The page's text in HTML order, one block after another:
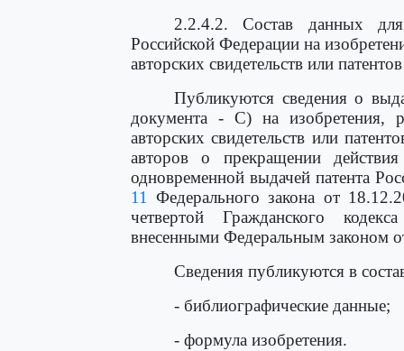
2.2.4.2. Состав данных
Российской Федерации на
авторских свидетельств или
Публикуются сведения о
документа - С) на изобретения,
авторских свидетельств или
авторов о прекращении
одновременной выдачей патента
11
Федерального закона от
четвертой Гражданского
внесенными Федеральным законом
Сведения публикуются в
- библиографические данные;
- формула изобретения.